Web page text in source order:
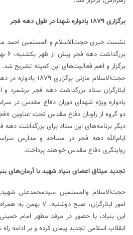
برگزاری ۱۸۷۹ یادواره شهدا در طول دهه فجر
نشست خبری حجت‌الاسلام و المسلمین احمد
برگزار و اهم فعالیت‌های این کمیته تشریح شد.
حجت‌الاسلام مازنی
یادواره ویژه شهدای دوران دفاع مقدس در
دو گروه از راویان دفاع مقدس تحت عناوین
دیگر برنامه‌های این ستاد برای بزرگداشت
ایام‌الله دهه فجر در مساجد و مدارس
روایتگری دفاع مقدس خواهند پرداخت.
تجدید میثاق اعضای بنیاد شهید با آرمان‌های
حجت‌الاسلام والمسلمین سیدمحمدعلی
امور ایثارگران، صبح
این بنیاد، با حضور در مرقد مطهر امام
انقلاب اسلامی تجدید پیمان کرده و بر ادامه